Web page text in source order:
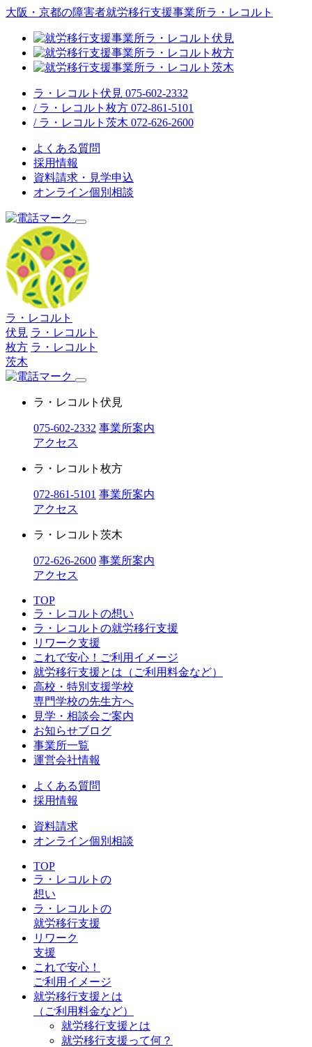
大阪・京都の障害者就労移行支援事業所ラ・レコルト
ラ・レコルト伏見 075-602-2332
/ ラ・レコルト枚方 072-861-5101
/ ラ・レコルト茨木 072-626-2600
よくある質問
採用情報
資料請求・見学申込
オンライン個別相談
ラ・レコルト
伏見 ラ・レコルト
枚方 ラ・レコルト
茨木
ラ・レコルト伏見
075-602-2332 事業所案内
アクセス
ラ・レコルト枚方
072-861-5101 事業所案内
アクセス
ラ・レコルト茨木
072-626-2600 事業所案内
アクセス
TOP
ラ・レコルトの想い
ラ・レコルトの就労移行支援
リワーク支援
これで安心！ご利用イメージ
就労移行支援とは（ご利用料金など）
高校・特別支援学校
専門学校の先生方へ
見学・相談会ご案内
お知らせブログ
事業所一覧
運営会社情報
よくある質問
採用情報
資料請求
オンライン個別相談
TOP
ラ・レコルトの
想い
ラ・レコルトの
就労移行支援
リワーク
支援
これで安心！
ご利用イメージ
就労移行支援とは
（ご利用料金など）
就労移行支援とは
就労移行支援って何？